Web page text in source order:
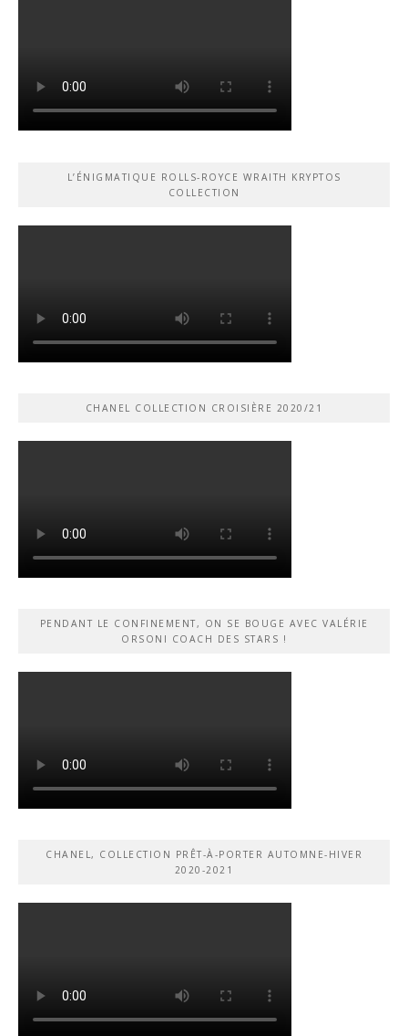
L’ÉNIGMATIQUE ROLLS-ROYCE WRAITH KRYPTOS
COLLECTION
CHANEL COLLECTION CROISIÈRE 2020/21
PENDANT LE CONFINEMENT, ON SE BOUGE AVEC VALÉRIE
ORSONI COACH DES STARS !
CHANEL, COLLECTION PRÊT-À-PORTER AUTOMNE-HIVER
2020-2021